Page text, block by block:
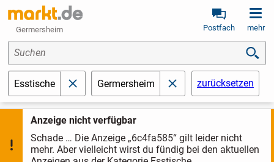
Germersheim Postfach mehr
Anzeige nicht verfügbar
Schade … Die Anzeige „6c4fa585“ gilt leider nicht
mehr. Aber vielleicht wirst du fündig bei den aktuellen
Suchen
Esstische schließenGermersheim schließenzurücksetzen